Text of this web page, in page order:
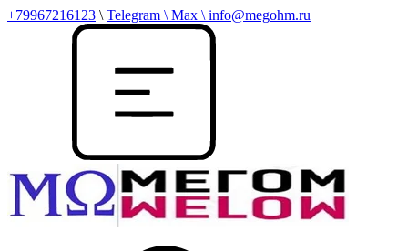
+79967216123 \ Telegram \ Max \ info@megohm.ru